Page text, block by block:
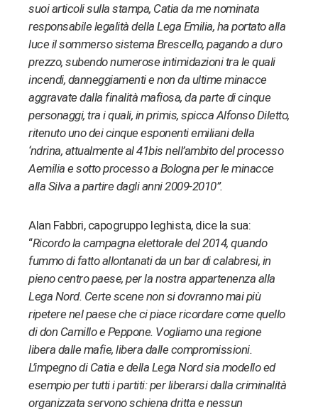
suoi articoli sulla stampa, Catia da me nominata
responsabile legalità della Lega Emilia, ha portato alla
luce il sommerso sistema Brescello, pagando a duro
prezzo, subendo numerose intimidazioni tra le quali
incendi, danneggiamenti e non da ultime minacce
aggravate dalla finalità mafiosa, da parte di cinque
personaggi, tra i quali, in primis, spicca Alfonso Diletto,
ritenuto uno dei cinque esponenti emiliani della
‘ndrina, attualmente al 41bis nell’ambito del processo
Aemilia e sotto processo a Bologna per le minacce
alla Silva a partire dagli anni 2009-2010”.
Alan Fabbri, capogruppo leghista, dice la sua:
“Ricordo la campagna elettorale del 2014, quando
fummo di fatto allontanati da un bar di calabresi, in
pieno centro paese, per la nostra appartenenza alla
Lega Nord. Certe scene non si dovranno mai più
ripetere nel paese che ci piace ricordare come quello
di don Camillo e Peppone. Vogliamo una regione
libera dalle mafie, libera dalle compromissioni.
L’impegno di Catia e della Lega Nord sia modello ed
esempio per tutti i partiti: per liberarsi dalla criminalità
organizzata servono schiena dritta e nessun